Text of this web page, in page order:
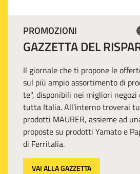
PROMOZIONI
GAZZETTA DEL
Il giornale che ti propone le
sul più ampio assortimento di
te", disponibili nei migliori
tutta Italia. All'interno troverai
prodotti MAURER, assieme ad
proposte su prodotti Yamato e
di Ferritalia.
VAI ALLA GAZZETTA